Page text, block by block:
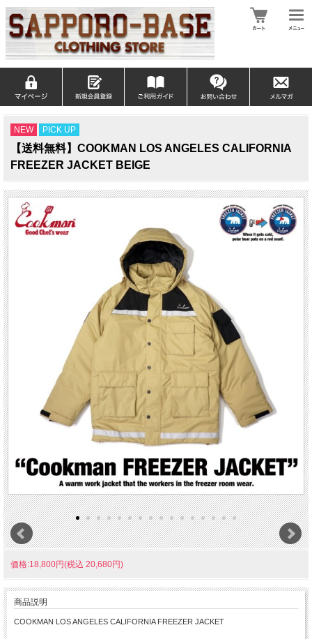
NEW PICK UP
【送料無料】COOKMAN LOS ANGELES CALIFORNIA
FREEZER JACKET BEIGE
価格:18,800円(税込 20,680円)
商品説明
COOKMAN LOS ANGELES CALIFORNIA FREEZER JACKET